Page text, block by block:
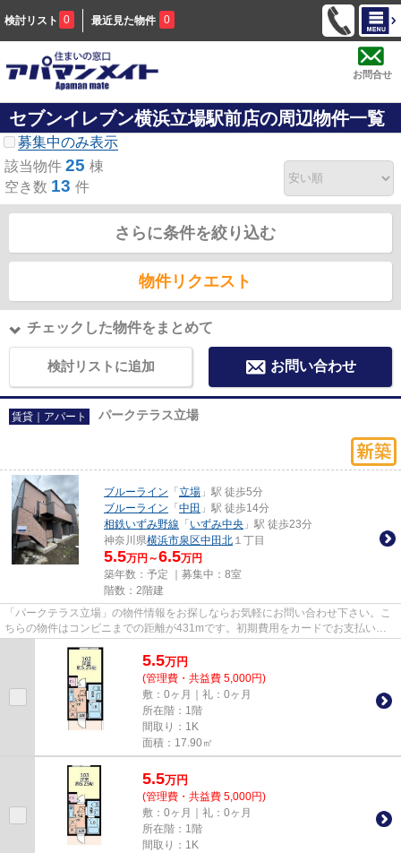
検討リスト 0 最近見た物件 0
お問合せ
セブンイレブン横浜立場駅前店の周辺物件一覧
募集中のみ表示
該当物件 25 棟
空き数 13 件
さらに条件を絞り込む
物件リクエスト
チェックした物件をまとめて
検討リストに追加 お問い合わせ
賃貸｜アパート パークテラス立場
ブルーライン 「 立場 」駅 徒歩5分
ブルーライン 「 中田 」駅 徒歩14分
相鉄いずみ野線 「 いずみ中央 」駅 徒歩23分
神奈川県横浜市泉区中田北 １丁目
5.5万円～6.5万円
築年数：予定 ｜募集中： 8室
階数：2階建
「パークテラス立場」の物件情報をお探しならお気軽にお問い合わせ下さい。こ
ちらの物件はコンビニまでの距離が431mです。初期費用をカードでお支払いい
5.5万円
(管理費・共益費 5,000円)
敷：0ヶ月｜礼：0ヶ月
所在階：1階
間取り：1K
面積：17.90㎡
5.5万円
(管理費・共益費 5,000円)
敷：0ヶ月｜礼：0ヶ月
所在階：1階
間取り：1K